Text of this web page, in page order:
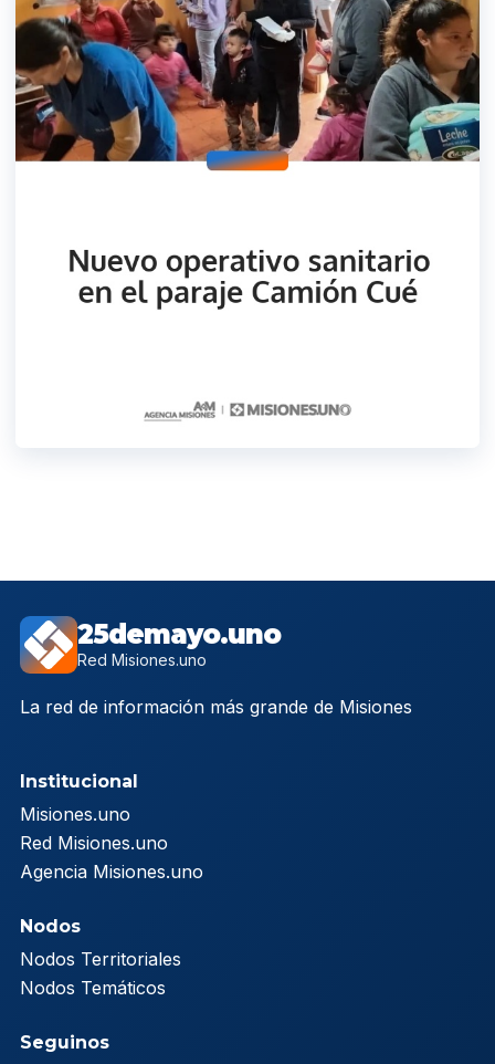
25demayo.uno
Red Misiones.uno
La red de información más grande de Misiones
Institucional
Misiones.uno
Red Misiones.uno
Agencia Misiones.uno
Nodos
Nodos Territoriales
Nodos Temáticos
Seguinos